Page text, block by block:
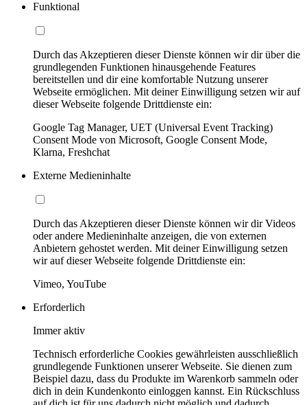
Funktional
Durch das Akzeptieren dieser Dienste können wir dir über die
grundlegenden Funktionen hinausgehende Features
bereitstellen und dir eine komfortable Nutzung unserer
Webseite ermöglichen. Mit deiner Einwilligung setzen wir auf
dieser Webseite folgende Drittdienste ein:
Google Tag Manager, UET (Universal Event Tracking)
Consent Mode von Microsoft, Google Consent Mode,
Klarna, Freshchat
Externe Medieninhalte
Durch das Akzeptieren dieser Dienste können wir dir Videos
oder andere Medieninhalte anzeigen, die von externen
Anbietern gehostet werden. Mit deiner Einwilligung setzen
wir auf dieser Webseite folgende Drittdienste ein:
Vimeo, YouTube
Erforderlich
Immer aktiv
Technisch erforderliche Cookies gewährleisten ausschließlich
grundlegende Funktionen unserer Webseite. Sie dienen zum
Beispiel dazu, dass du Produkte im Warenkorb sammeln oder
dich in dein Kundenkonto einloggen kannst. Ein Rückschluss